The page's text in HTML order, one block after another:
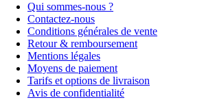
Qui sommes-nous ?
Contactez-nous
Conditions générales de vente
Retour & remboursement
Mentions légales
Moyens de paiement
Tarifs et options de livraison
Avis de confidentialité